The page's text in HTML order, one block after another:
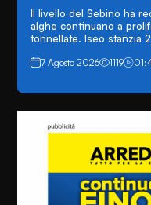
Il livello del Sebino ha
alghe continuano a
tonnellate. Iseo stanzia
7 Agosto 2026 1119